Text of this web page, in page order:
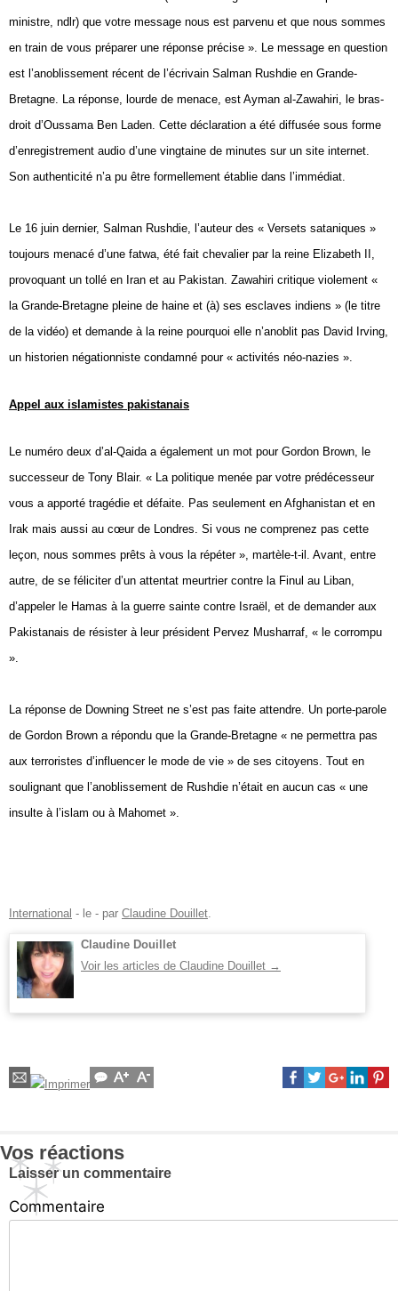
Vos
chroniques
Les
bonnes
adresses
ministre, ndlr) que votre message nous est parvenu et que nous sommes
en train de vous préparer une réponse précise ». Le message en question
est l’anoblissement récent de l’écrivain Salman Rushdie en Grande-
Bretagne. La réponse, lourde de menace, est Ayman al-Zawahiri, le bras-
droit d’Oussama Ben Laden. Cette déclaration a été diffusée sous forme
d’enregistrement audio d’une vingtaine de minutes sur un site internet.
Son authenticité n’a pu être formellement établie dans l’immédiat.
Le 16 juin dernier, Salman Rushdie, l’auteur des « Versets sataniques »
toujours menacé d’une fatwa, été fait chevalier par la reine Elizabeth II,
provoquant un tollé en Iran et au Pakistan. Zawahiri critique violement «
la Grande-Bretagne pleine de haine et (à) ses esclaves indiens » (le titre
de la vidéo) et demande à la reine pourquoi elle n’anoblit pas David Irving,
un historien négationniste condamné pour « activités néo-nazies ».
Appel aux islamistes pakistanais
Le numéro deux d’al-Qaida a également un mot pour Gordon Brown, le
successeur de Tony Blair. « La politique menée par votre prédécesseur
vous a apporté tragédie et défaite. Pas seulement en Afghanistan et en
Irak mais aussi au cœur de Londres. Si vous ne comprenez pas cette
leçon, nous sommes prêts à vous la répéter », martèle-t-il. Avant, entre
autre, de se féliciter d’un attentat meurtrier contre la Finul au Liban,
d’appeler le Hamas à la guerre sainte contre Israël, et de demander aux
Pakistanais de résister à leur président Pervez Musharraf, « le corrompu
».
La réponse de Downing Street ne s’est pas faite attendre. Un porte-parole
de Gordon Brown a répondu que la Grande-Bretagne « ne permettra pas
aux terroristes d’influencer le mode de vie » de ses citoyens. Tout en
soulignant que l’anoblissement de Rushdie n’était en aucun cas « une
insulte à l’islam ou à Mahomet ».
International - le - par Claudine Douillet.
Claudine Douillet
Voir les articles de Claudine Douillet →
Vos réactions
Laisser un commentaire
Commentaire